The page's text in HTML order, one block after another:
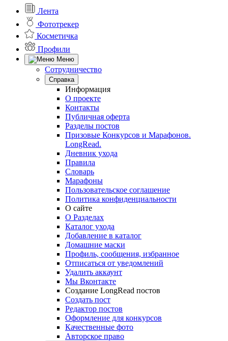
Лента
Фототрекер
Косметичка
Профили
Меню
Сотрудничество
Справка
Информация
О проекте
Контакты
Публичная оферта
Разделы постов
Призовые Конкурсов и Марафонов.
LongRead.
Дневник ухода
Правила
Словарь
Марафоны
Пользовательское соглашение
Политика конфиденциальности
О сайте
О Разделах
Каталог ухода
Добавление в каталог
Домашние маски
Профиль, сообщения, избранное
Отписаться от уведомлений
Удалить аккаунт
Мы Вконтакте
Создание LongRead постов
Создать пост
Редактор постов
Оформление для конкурсов
Качественные фото
Авторское право